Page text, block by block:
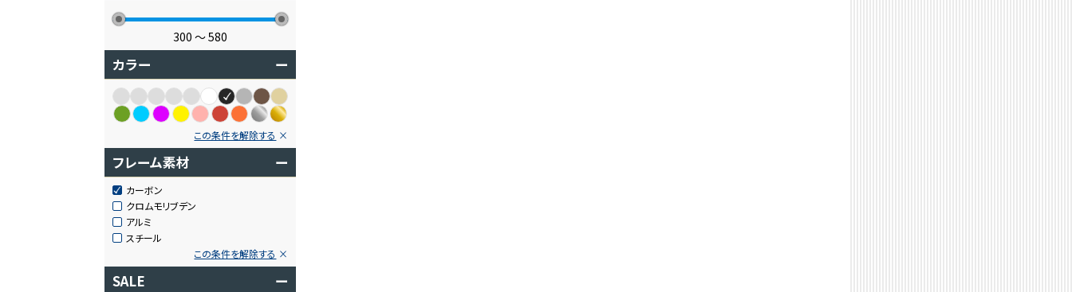
300 〜580
カラー ー
この条件を解除する
フレーム素材 ー
カーボン
クロムモリブデン
アルミ
スチール
この条件を解除する
SALE ー